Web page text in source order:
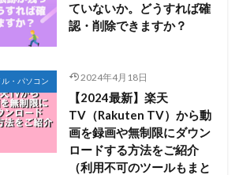
ていないか。どうすれば確
認・削除できますか？
・パソコン 2024年4月18日
【2024最新】楽天
TV（Rakuten TV）から動
画を録画や無制限にダウン
ロードする方法をご紹介
（利用不可のツールもまと